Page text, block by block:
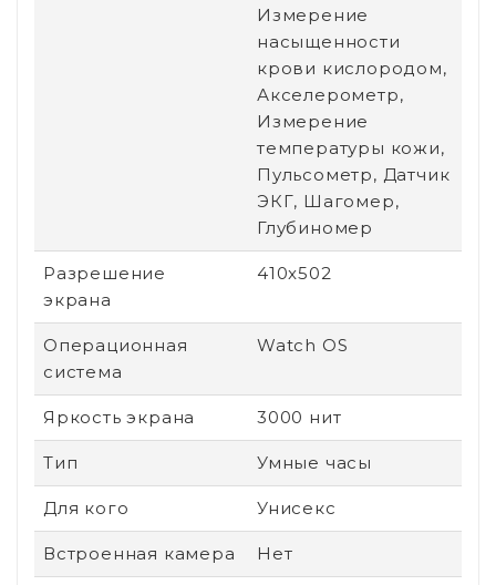
Измерение
насыщенности
крови кислородом,
Акселерометр,
Измерение
температуры кожи,
Пульсометр, Датчик
ЭКГ, Шагомер,
Глубиномер
Разрешение
экрана
410x502
Операционная
система
Watch OS
Яркость экрана 3000 нит
Тип Умные часы
Для кого Унисекс
Встроенная камера Нет